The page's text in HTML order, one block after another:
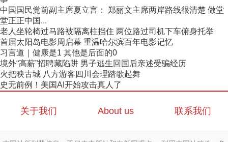
中国国民党前副主席夏立言： 郑丽文主席两岸路线很清楚 做堂
堂正正中国...
老人坐轮椅过马路被隔离柱挡住 两位路过司机下车俯身托举
首届太阳岛电影周启幕 重温哈尔滨百年电影记忆
习言道｜健康是1 其他是后面的0
境外“高薪”招聘藏陷阱 男子逃生回国后亲述受骗经历
火把映古城 八方游客四川会理踏歌起舞
史无前例！美国AI开始攻击真人了
关于我们 About us 联系我们